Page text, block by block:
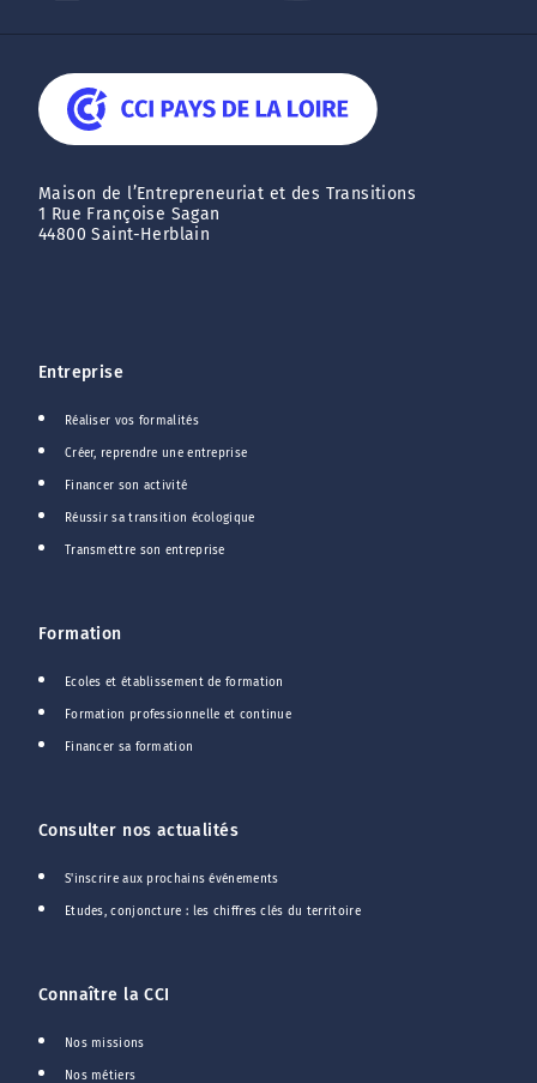
Maison de l’Entrepreneuriat et des Transitions
1 Rue Françoise Sagan
44800 Saint-Herblain
Entreprise
Réaliser vos formalités
Créer, reprendre une entreprise
Financer son activité
Réussir sa transition écologique
Transmettre son entreprise
Formation
Ecoles et établissement de formation
Formation professionnelle et continue
Financer sa formation
Consulter nos actualités
S'inscrire aux prochains événements
Etudes, conjoncture : les chiffres clés du territoire
Connaître la CCI
Nos missions
Nos métiers